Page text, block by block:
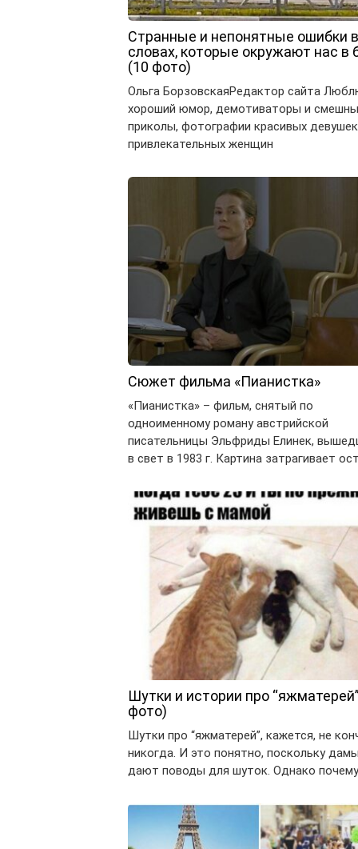
Странные и непонятные ошибки в
словах, которые окружают нас в
(10 фото)
Ольга БорзовскаяРедактор сайта
хороший юмор, демотиваторы и
приколы, фотографии красивых
привлекательных женщин
Сюжет фильма «Пианистка»
«Пианистка» – фильм, снятый по
одноименному роману австрийской
писательницы Эльфриды Елинек,
в свет в 1983 г. Картина затрагивает
Шутки и истории про
фото)
Шутки про “яжматерей”, кажется, не
никогда. И это понятно, поскольку
дают поводы для шуток. Однако